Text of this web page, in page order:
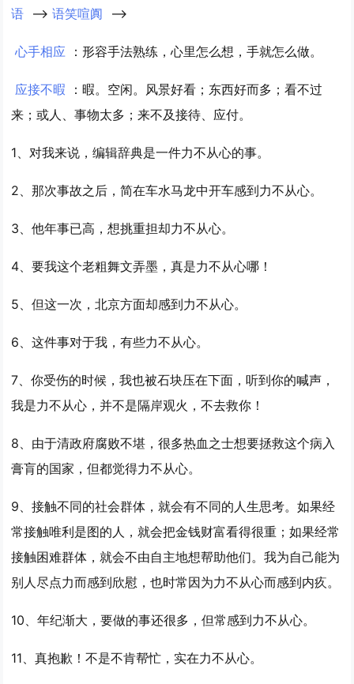
语 --> 语笑喧阗 -->
心手相应 ：形容手法熟练，心里怎么想，手就怎么做。
应接不暇
：暇。空闲。风景好看；东西好而多；看不过
来；或人、事物太多；来不及接待、应付。
1、对我来说，编辑辞典是一件力不从心的事。
2、那次事故之后，简在车水马龙中开车感到力不从心。
3、他年事已高，想挑重担却力不从心。
4、要我这个老粗舞文弄墨，真是力不从心哪！
5、但这一次，北京方面却感到力不从心。
6、这件事对于我，有些力不从心。
7、你受伤的时候，我也被石块压在下面，听到你的喊声，
我是力不从心 ，并不是隔岸观火，不去救你！
8、由于清政府腐败不堪，很多热血之士想要拯救这个病入
膏肓的国家，但都觉得力不从心。
9、接触不同的社会群体，就会有不同的人生思考。如果经
常接触唯利是图的人，就会把金钱财富看得很重；如果经常
接触困难群体，就会不由自主地想帮助他们。我为自己能为
别人尽点力而感到欣慰，也时常因为力不从心而感到内疚。
10、年纪渐大，要做的事还很多，但常感到力不从心。
11、真抱歉！不是不肯帮忙，实在力不从心。